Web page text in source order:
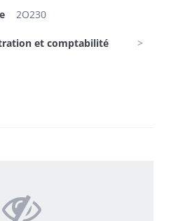
2O230
et comptabilité